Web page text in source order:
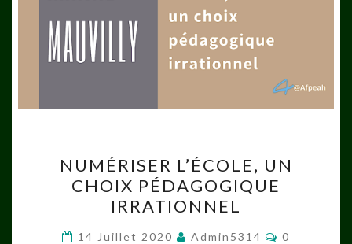
L’ÉCOLE,
UN
CHOIX
PÉDAGOGIQUE
NUMÉRISER L’ÉCOLE, UN
CHOIX PÉDAGOGIQUE
IRRATIONNEL
14 Juillet 2020 Admin5314
0